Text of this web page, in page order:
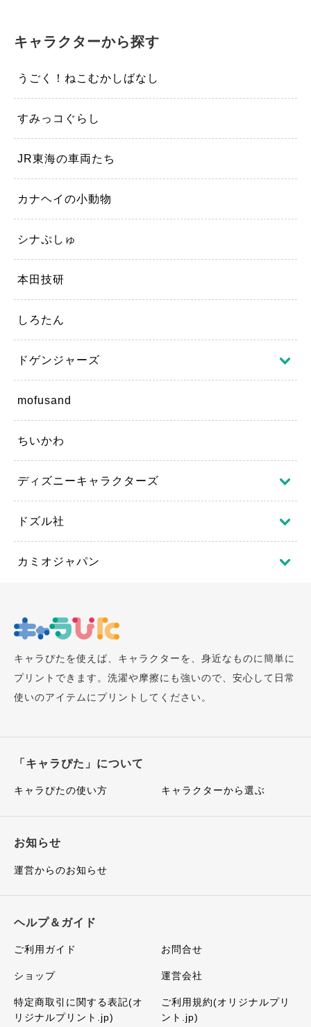
キャラクターから探す
うごく！ねこむかしばなし
すみっコぐらし
JR東海の車両たち
カナヘイの小動物
シナぷしゅ
本田技研
しろたん
ドゲンジャーズ
mofusand
ちいかわ
ディズニーキャラクターズ
ドズル社
カミオジャパン
キャラぴたを使えば、キャラクターを、身近なものに簡単に
プリントできます。洗濯や摩擦にも強いので、安心して日常
使いのアイテムにプリントしてください。
「キャラぴた」について
キャラぴたの使い方 キャラクターから選ぶ
お知らせ
運営からのお知らせ
ヘルプ＆ガイド
ご利用ガイド お問合せ
ショップ 運営会社
特定商取引に関する表記(オ
リジナルプリント.jp)
ご利用規約(オリジナルプリ
ント.jp)